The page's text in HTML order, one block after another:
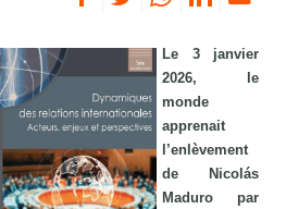
Le 3 janvier
2026, le
monde
apprenait
l’enlèvement
de Nicolás
Maduro par